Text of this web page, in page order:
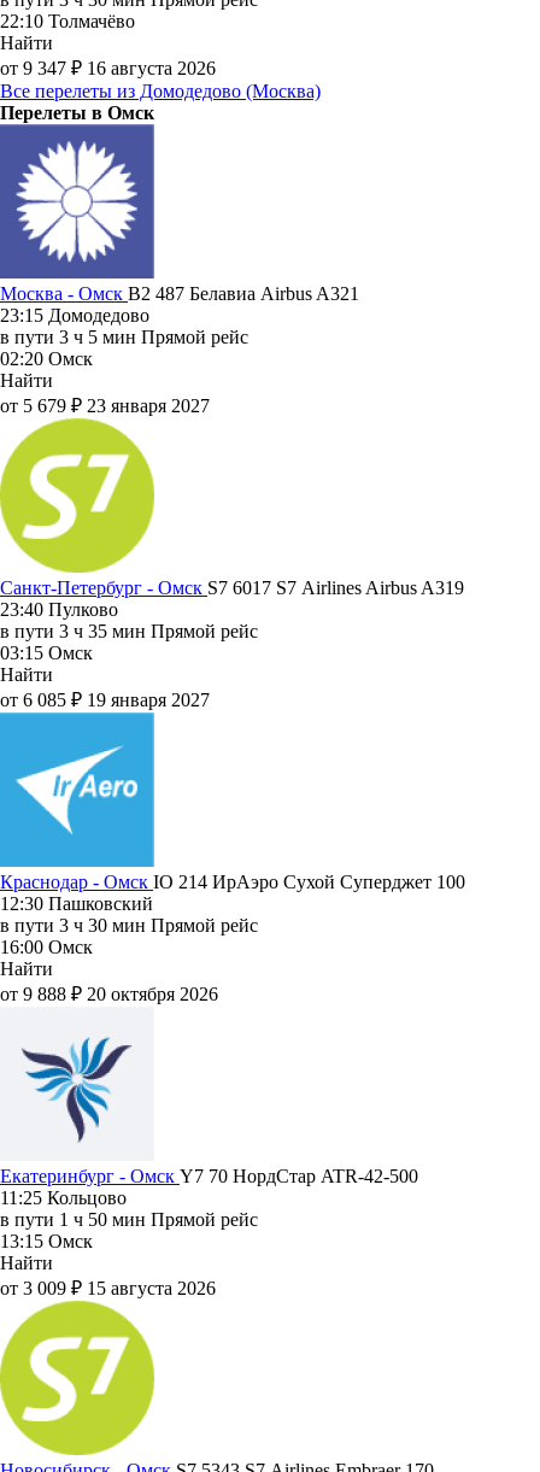
22:10 Толмачёво
Найти
от 9 347 ₽ 16 августа 2026
Все перелеты из Домодедово (Москва)
Перелеты в Омск
Москва - Омск B2 487 Белавиа Airbus A321
23:15 Домодедово
в пути 3 ч 5 мин Прямой рейс
02:20 Омск
Найти
от 5 679 ₽ 23 января 2027
Санкт-Петербург - Омск S7 6017 S7 Airlines Airbus A319
23:40 Пулково
в пути 3 ч 35 мин Прямой рейс
03:15 Омск
Найти
от 6 085 ₽ 19 января 2027
Краснодар - Омск IO 214 ИрАэро Сухой Суперджет 100
12:30 Пашковский
в пути 3 ч 30 мин Прямой рейс
16:00 Омск
Найти
от 9 888 ₽ 20 октября 2026
Екатеринбург - Омск Y7 70 НордСтар ATR-42-500
11:25 Кольцово
в пути 1 ч 50 мин Прямой рейс
13:15 Омск
Найти
от 3 009 ₽ 15 августа 2026